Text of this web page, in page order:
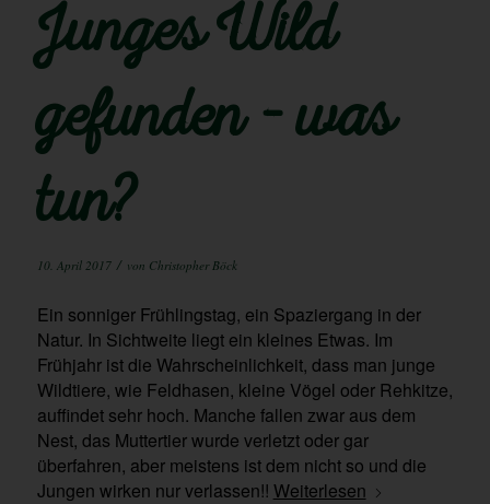
Junges Wild
gefunden – was
tun?
10. April 2017 / von Christopher Böck
Ein sonniger Frühlingstag, ein Spaziergang in der
Natur. In Sichtweite liegt ein kleines Etwas. Im
Frühjahr ist die Wahrscheinlichkeit, dass man junge
Wildtiere, wie Feldhasen, kleine Vögel oder Rehkitze,
auffindet sehr hoch. Manche fallen zwar aus dem
Nest, das Muttertier wurde verletzt oder gar
überfahren, aber meistens ist dem nicht so und die
Jungen wirken nur verlassen!! Weiterlesen